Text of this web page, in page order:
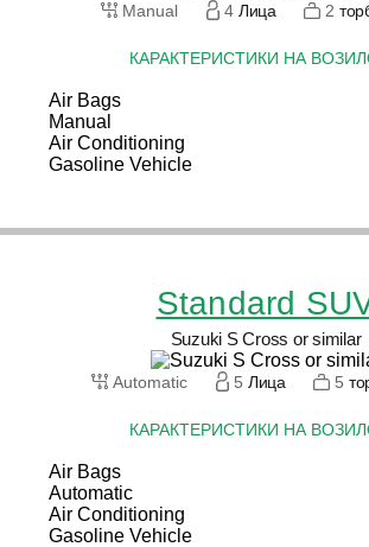
Manual 4 Лица 2
КАРАКТЕРИСТИКИ НА
Air Bags
Manual
Air Conditioning
Gasoline Vehicle
Standard
Suzuki S Cross or similar
Automatic 5 Лица 5
КАРАКТЕРИСТИКИ НА
Air Bags
Automatic
Air Conditioning
Gasoline Vehicle